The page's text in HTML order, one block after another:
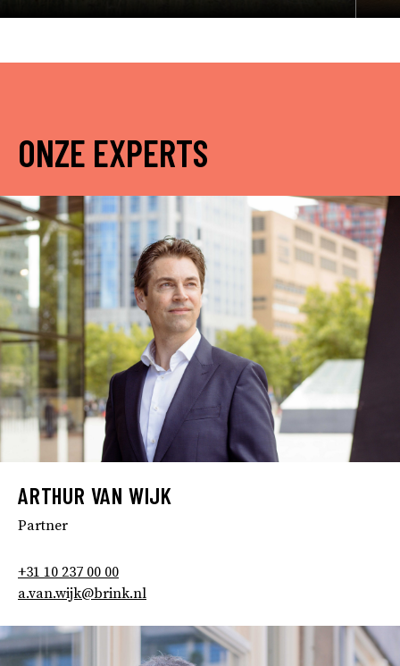
ONZE EXPERTS
ARTHUR VAN WIJK
Partner
+31 10 237 00 00
a.van.wijk@brink.nl